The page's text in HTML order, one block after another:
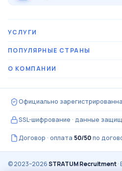
УСЛУГИ
Все вакансии
Оформление под ключ
Гарантии и возвраты
Какие нужны документы
ПОПУЛЯРНЫЕ СТРАНЫ
США
Канада
Швейцария
О КОМПАНИИ
Кто мы
Отзывы кандидатов
Контакты
Официально
SSL-шифрование · данные
Договор · оплата 50/50по
© 2023–2026STRATUM Recruitment